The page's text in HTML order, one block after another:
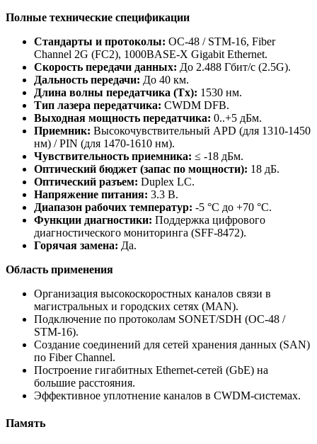
Полные технические спецификации
Стандарты и протоколы: OC-48 / STM-16, Fiber
Channel 2G (FC2), 1000BASE-X Gigabit Ethernet.
Скорость передачи данных: До 2.488 Гбит/с (2.5G).
Дальность передачи: До 40 км.
Длина волны передатчика (Tx): 1530 нм.
Тип лазера передатчика: CWDM DFB.
Выходная мощность передатчика: 0..+5 дБм.
Приемник: Высокочувствительный APD (для 1310-1450
нм) / PIN (для 1470-1610 нм).
Чувствительность приемника: ≤ -18 дБм.
Оптический бюджет (запас по мощности): 18 дБ.
Оптический разъем: Duplex LC.
Напряжение питания: 3.3 В.
Диапазон рабочих температур: -5 °C до +70 °C.
Функции диагностики: Поддержка цифрового
диагностического мониторинга (SFF-8472).
Горячая замена: Да.
Область применения
Организация высокоскоростных каналов связи в
магистральных и городских сетях (MAN).
Подключение по протоколам SONET/SDH (OC-48 /
STM-16).
Создание соединений для сетей хранения данных (SAN)
по Fiber Channel.
Построение гигабитных Ethernet-сетей (GbE) на
большие расстояния.
Эффективное уплотнение каналов в CWDM-системах.
Память